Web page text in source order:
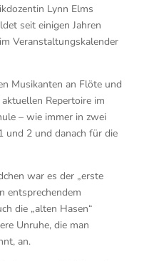
Lynn Elms
seit einigen Jahren
Veranstaltungskalender
Musikanten an Flöte und
Repertoire im
– wie immer in zwei
und 2 und danach für die
war es der „erste
entsprechendem
die „alten Hasen“
Unruhe, die man
an.